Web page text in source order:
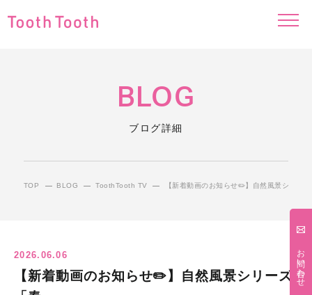
BLOG
ブログ詳細
TOP BLOG ToothTooth TV 【新着動画のお知らせ✏️】自然風景シリー
2026.06.06
【新着動画のお知らせ✏️】自然風景シリーズ お問い合わせ